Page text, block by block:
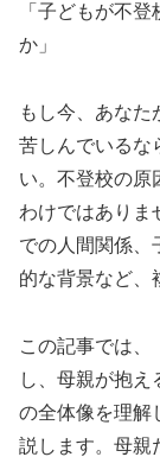
「子どもが不
か」
もし今、あなた
苦しんでいるな
い。不登校の原
わけではありま
での人間関係、
的な背景など、
この記事では、
し、母親が抱え
の全体像を理解
説します。母親